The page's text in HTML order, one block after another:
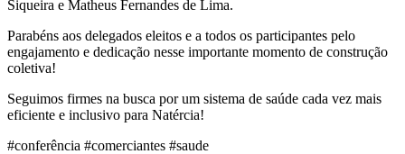
Siqueira e Matheus Fernandes de Lima.
Parabéns aos delegados eleitos e a todos os participantes pelo
engajamento e dedicação nesse importante momento de construção
coletiva!
Seguimos firmes na busca por um sistema de saúde cada vez mais
eficiente e inclusivo para Natércia!
#conferência #comerciantes #saude